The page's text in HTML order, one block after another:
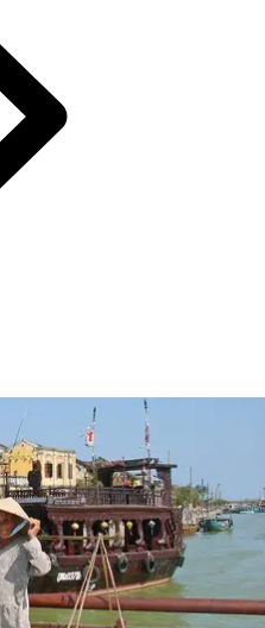
déploie un décor de carte
surgissent des eaux
unique au monde. Classée au
se découvre en jonque
croisière au lever du soleil.
et légendes millénaires
matinales et couchers de
irréels. Naviguer ici, c'est
parenthèse poétique et
magnifie vos voyages au